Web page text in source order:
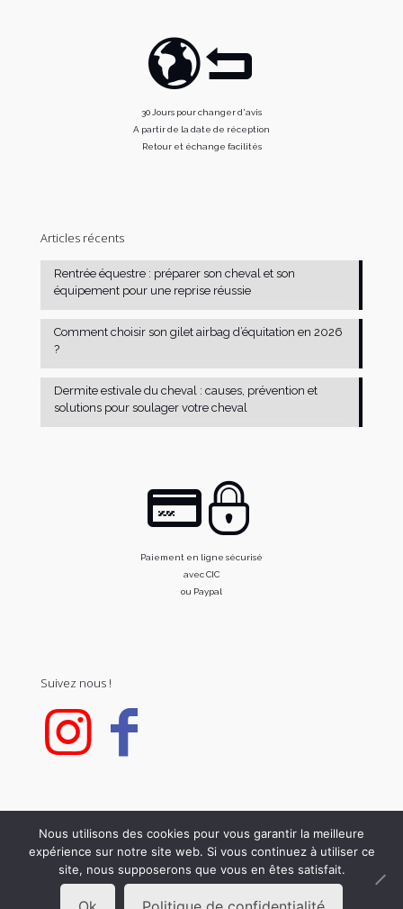
30 Jours pour changer d'avis
A partir de la date de réception
Retour et échange facilités
Articles récents
Rentrée équestre : préparer son cheval et son
équipement pour une reprise réussie
Comment choisir son gilet airbag d’équitation en 2026
?
Dermite estivale du cheval : causes, prévention et
solutions pour soulager votre cheval
Paiement en ligne sécurisé
avec CIC
ou Paypal
Suivez nous !
© 2020 FOR C. All Rights Reserved.
Nous utilisons des cookies pour vous garantir la meilleure
expérience sur notre site web. Si vous continuez à utiliser ce
site, nous supposerons que vous en êtes satisfait.